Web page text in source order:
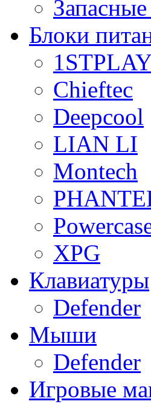
Блоки
Chieftec
Deepcool
LIAN LI
Montech
XPG
Клавиатуры
Defender
Мыши
Defender
Игровые